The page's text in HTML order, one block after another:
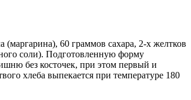
60 граммов сахара, 2-х желтков
соли). Подготовленную форму
без косточек, при этом первый и
хлеба выпекается при температуре 180